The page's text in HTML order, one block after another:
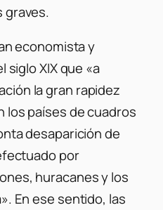
graves.
economista y
XIX que «a
la gran rapidez
los países de cuadros
desaparición de
por
huracanes y los
En ese sentido, las